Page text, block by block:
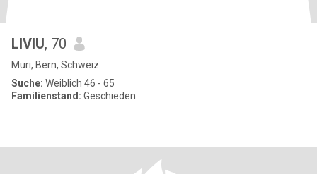
LIVIU, 70
Muri, Bern, Schweiz
Suche: Weiblich 46 - 65
Familienstand: Geschieden